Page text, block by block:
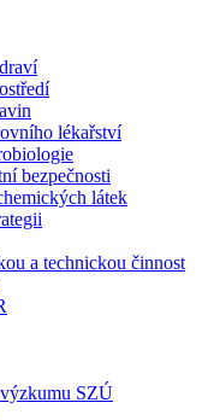
lékařství
bezpečnosti
látek
a technickou činnost
SZÚ